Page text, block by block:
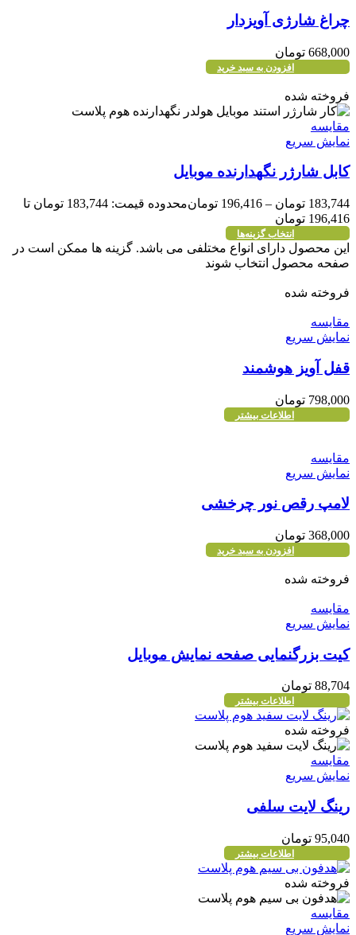
چراغ شارژی آویزدار
668,000 تومان
افزودن به سبد خرید
فروخته شده
مقايسه
نمایش سریع
کابل شارژر نگهدارنده موبایل
183,744 تومان –
196,416 تومان
محدوده قیمت: 183,744 تومان تا
196,416 تومان
انتخاب گزینه‌ها
این محصول دارای انواع مختلفی می باشد. گزینه ها ممکن است در
صفحه محصول انتخاب شوند
فروخته شده
مقايسه
نمایش سریع
قفل آویز هوشمند
798,000 تومان
اطلاعات بیشتر
مقايسه
نمایش سریع
لامپ رقص نور چرخشی
368,000 تومان
افزودن به سبد خرید
فروخته شده
مقايسه
نمایش سریع
کیت بزرگنمایی صفحه نمایش موبایل
88,704 تومان
اطلاعات بیشتر
فروخته شده
مقايسه
نمایش سریع
رینگ لایت سلفی
95,040 تومان
اطلاعات بیشتر
فروخته شده
مقايسه
نمایش سریع